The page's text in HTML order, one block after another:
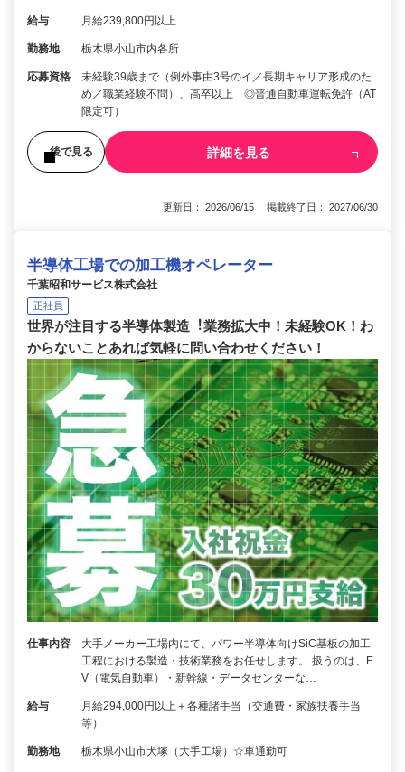
給与 月給239,800円以上
勤務地 栃木県小山市内各所
応募資格
未経験39歳まで（例外事由3号のイ／長期キャリア形成のた
め／職業経験不問）、高卒以上 ◎普通自動車運転免許（AT
限定可）
後で見る 詳細を見る
更新日： 2026/06/15 掲載終了日： 2027/06/30
半導体工場での加工機オペレーター
千葉昭和サービス株式会社
正社員
世界が注⽬する半導体製造︕業務拡⼤中！未経験OK！わ
からないことあれば気軽に問い合わせください！
仕事内容
大手メーカー工場内にて、パワー半導体向けSiC基板の加工
工程における製造・技術業務をお任せします。 扱うのは、E
V（電気自動車）・新幹線・データセンターな…
給与
月給294,000円以上＋各種諸手当（交通費・家族扶養手当
等）
勤務地 栃木県小山市犬塚（大手工場）☆車通勤可